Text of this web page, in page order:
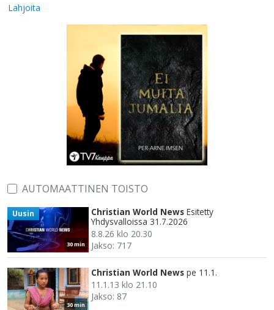
Lahjoita
AUTOMAATTINEN TOISTO
30 min
Uusin Christian World News Esitetty
Yhdysvalloissa 31.7.2026
8.8.26 klo 20.30
Jakso: 717
30 min
Christian World News pe 11.1.
11.1.13 klo 21.10
Jakso: 87